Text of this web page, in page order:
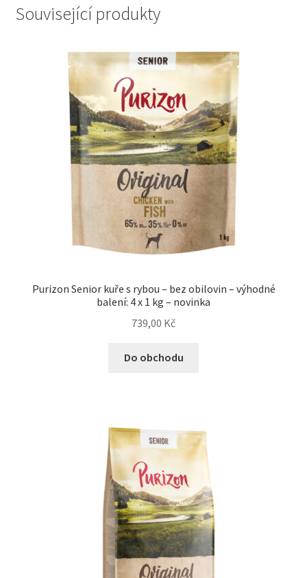
Související produkty
Purizon Senior kuře s rybou – bez obilovin – výhodné
balení: 4 x 1 kg – novinka
739,00 Kč
Do obchodu